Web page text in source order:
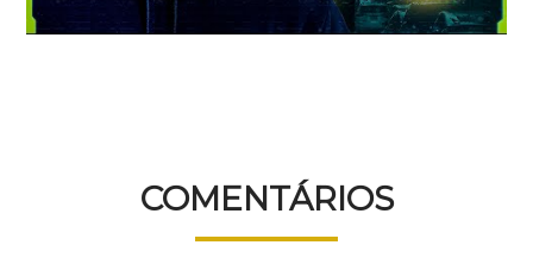
COMENTÁRIOS